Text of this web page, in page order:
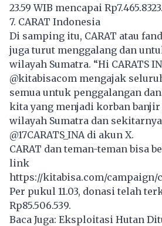
23.59 WIB mencapai Rp7.465.8323.
7. CARAT Indonesia
Di samping itu, CARAT atau
juga turut menggalang dan
wilayah Sumatra. “Hi CARATS
@kitabisacom mengajak
semua untuk penggalangan
kita yang menjadi korbanbanjir
wilayah Sumatra dan
@17CARATS_INA di akun X.
CARAT dan teman-teman bisa
link
https://kitabisa.com/campaign/
Per pukul 11.03, donasi telah
Rp85.506.539.
Baca Juga: Eksploitasi Hutan